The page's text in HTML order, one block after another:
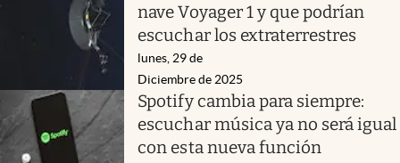
nave Voyager 1 y que podrían
escuchar los extraterrestres
lunes, 29 de
Diciembre de 2025
Spotify cambia para siempre:
escuchar música ya no será igual
con esta nueva función